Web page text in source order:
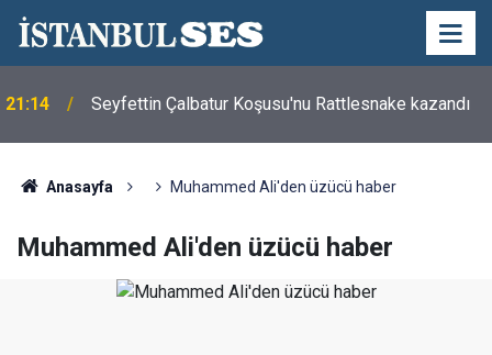
21:14 Seyfettin Çalbatur Koşusu'nu Rattlesnake kazandı
Anasayfa Muhammed Ali'den üzücü haber
Muhammed Ali'den üzücü haber